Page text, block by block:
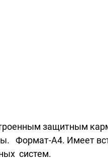
защитным
Формат-А4. Имеет
систем.